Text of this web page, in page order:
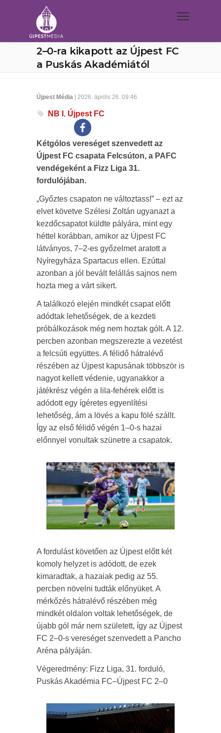
2–0-ra kikapott az Újpest FC
a Puskás Akadémiától
Újpest Média | 2026. április 26. 09:46
NB I , Újpest FC
Kétgólos vereséget szenvedett az
Újpest FC csapata Felcsúton, a PAFC
vendégeként a Fizz Liga 31.
fordulójában.
„Győztes csapaton ne változtass!” – ezt az
elvet követve Szélesi Zoltán ugyanazt a
kezdőcsapatot küldte pályára, mint egy
héttel korábban, amikor az Újpest FC
látványos, 7–2-es győzelmet aratott a
Nyíregyháza Spartacus ellen. Ezúttal
azonban a jól bevált felállás sajnos nem
hozta meg a várt sikert.
A találkozó elején mindkét csapat előtt
adódtak lehetőségek, de a kezdeti
próbálkozások még nem hoztak gólt. A 12.
percben azonban megszerezte a vezetést
a felcsúti együttes. A félidő hátralévő
részében az Újpest kapusának többször is
nagyot kellett védenie, ugyanakkor a
játékrész végén a lila-fehérek előtt is
adódott egy ígéretes egyenlítési
lehetőség, ám a lövés a kapu fölé szállt.
Így az első félidő végén 1–0-s hazai
előnnyel vonultak szünetre a csapatok.
A fordulást követően az Újpest előtt két
komoly helyzet is adódott, de ezek
kimaradtak, a hazaiak pedig az 55.
percben növelni tudták előnyüket. A
mérkőzés hátralévő részében még
mindkét oldalon voltak lehetőségek, de
újabb gól már nem született, így az Újpest
FC 2–0-s vereséget szenvedett a Pancho
Aréna pályáján.
Végeredmény: Fizz Liga, 31. forduló,
Puskás Akadémia FC–Újpest FC 2–0